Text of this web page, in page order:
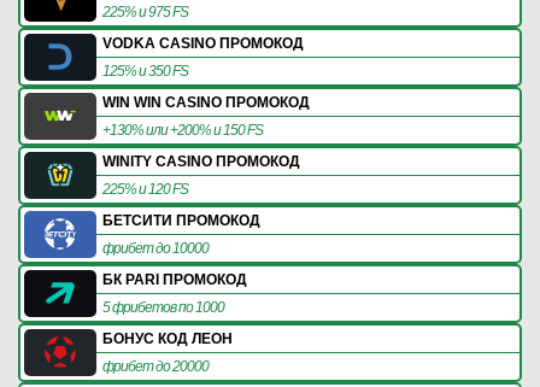
225% и 975 FS
VODKA CASINO ПРОМОКОД
125% и 350 FS
WIN WIN CASINO ПРОМОКОД
+130% или +200% и 150 FS
WINITY CASINO ПРОМОКОД
225% и 120 FS
БЕТСИТИ ПРОМОКОД
фрибет до 10000
БК PARI ПРОМОКОД
5 фрибетов по 1000
БОНУС КОД ЛЕОН
фрибет до 20000